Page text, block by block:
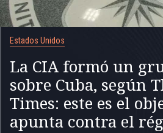
Estados Unidos
La CIA formó un
sobre Cuba, según
Times: este es el
apunta contra el